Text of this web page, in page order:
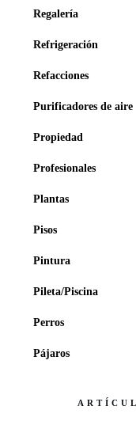
Regalería
Refrigeración
Refacciones
Purificadores de aire
Propiedad
Profesionales
Plantas
Pisos
Pintura
Pileta/Piscina
Perros
Pájaros